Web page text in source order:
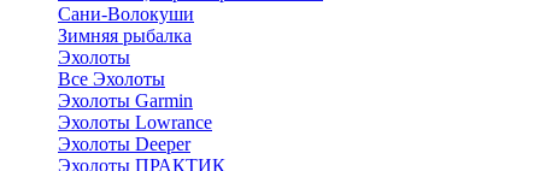
Сани-Волокуши
Зимняя рыбалка
Эхолоты
Все Эхолоты
Эхолоты Garmin
Эхолоты Lowrance
Эхолоты Deeper
Эхолоты ПРАКТИК